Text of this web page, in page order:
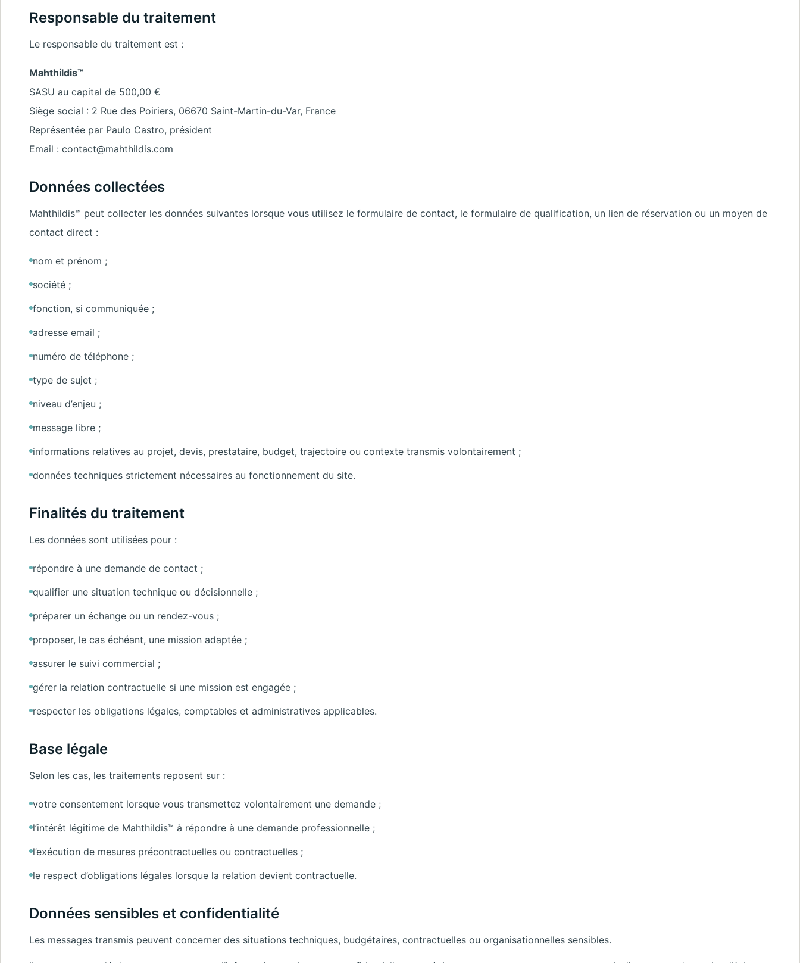
Responsable du traitement
Le responsable du traitement est :
Mahthildis™
SASU au capital de 500,00 €
Siège social : 2 Rue des Poiriers, 06670 Saint-Martin-du-Var, France
Représentée par Paulo Castro, président
Email : contact@mahthildis.com
Données collectées
Mahthildis™ peut collecter les données suivantes lorsque vous utilisez le formulaire de contact, le formulaire de qualification, un lien de réservation ou un moyen de
contact direct :
nom et prénom ;
société ;
fonction, si communiquée ;
adresse email ;
numéro de téléphone ;
type de sujet ;
niveau d’enjeu ;
message libre ;
informations relatives au projet, devis, prestataire, budget, trajectoire ou contexte transmis volontairement ;
données techniques strictement nécessaires au fonctionnement du site.
Finalités du traitement
Les données sont utilisées pour :
répondre à une demande de contact ;
qualifier une situation technique ou décisionnelle ;
préparer un échange ou un rendez-vous ;
proposer, le cas échéant, une mission adaptée ;
assurer le suivi commercial ;
gérer la relation contractuelle si une mission est engagée ;
respecter les obligations légales, comptables et administratives applicables.
Base légale
Selon les cas, les traitements reposent sur :
votre consentement lorsque vous transmettez volontairement une demande ;
l’intérêt légitime de Mahthildis™ à répondre à une demande professionnelle ;
l’exécution de mesures précontractuelles ou contractuelles ;
le respect d’obligations légales lorsque la relation devient contractuelle.
Données sensibles et confidentialité
Les messages transmis peuvent concerner des situations techniques, budgétaires, contractuelles ou organisationnelles sensibles.